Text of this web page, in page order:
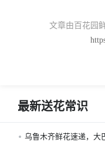
文章由百花园
最新送花常识
乌鲁木齐鲜花速递，大